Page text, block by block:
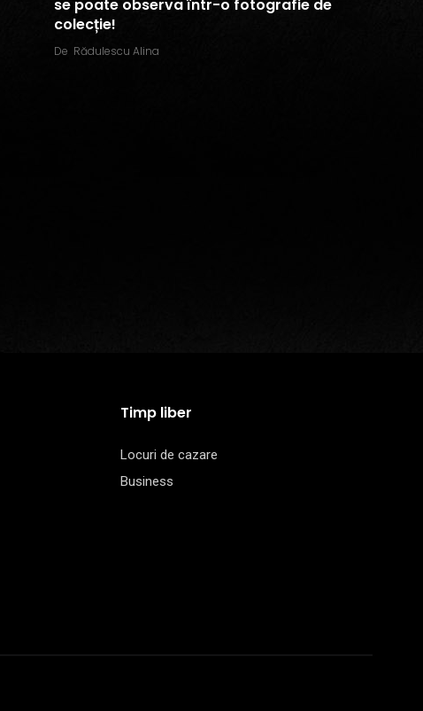
se poate observa într-o fotografie de
colecție!
De Rădulescu Alina
Timp liber
Locuri de cazare
Business